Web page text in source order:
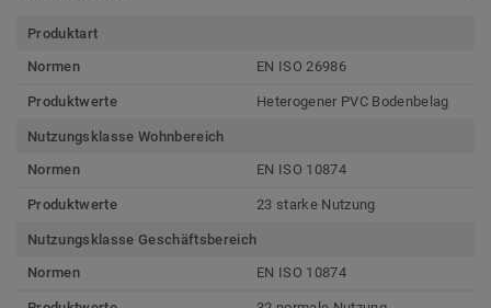
Produktart
Normen
EN ISO 26986
Produktwerte Heterogener PVC Bodenbelag
Nutzungsklasse Wohnbereich
Normen
EN ISO 10874
Produktwerte 23 starke Nutzung
Nutzungsklasse Geschäftsbereich
Normen
EN ISO 10874